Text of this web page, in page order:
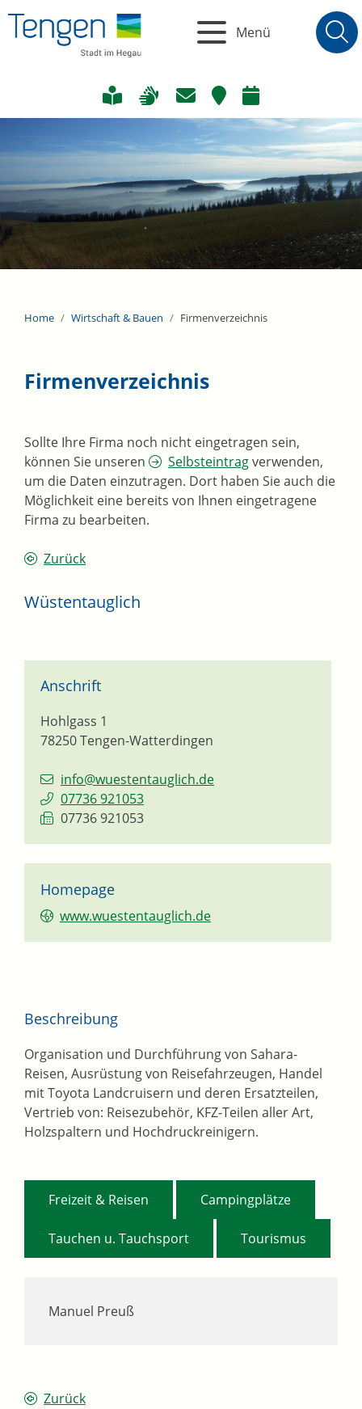
Menü
Home Wirtschaft & Bauen Firmenverzeichnis
Firmenverzeichnis
Sollte Ihre Firma noch nicht eingetragen sein,
können Sie unseren
Selbsteintragverwenden,
um die Daten einzutragen. Dort haben Sie auch die
Möglichkeit eine bereits von Ihnen eingetragene
Firma zu bearbeiten.
Zurück
Wüstentauglich
Anschrift
Hohlgass 1
78250Tengen-Watterdingen
info@wuestentauglich.de
07736 921053
07736 921053
Homepage
www.wuestentauglich.de
Manuel Preuß
Beschreibung
Organisation und Durchführung von Sahara-
Reisen, Ausrüstung von Reisefahrzeugen, Handel
mit Toyota Landcruisern und deren Ersatzteilen,
Vertrieb von: Reisezubehör, KFZ-Teilen aller Art,
Holzspaltern und Hochdruckreinigern.
Freizeit & Reisen Campingplätze
Tauchen u. Tauchsport Tourismus
Zurück